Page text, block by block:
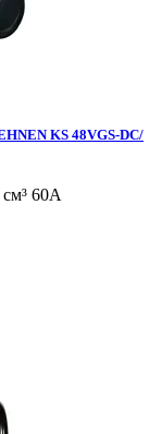
KS 48VGS-DC/
60А